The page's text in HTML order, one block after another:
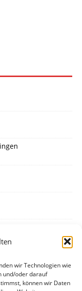
wir Technologien wie
und/oder darauf
können wir Daten